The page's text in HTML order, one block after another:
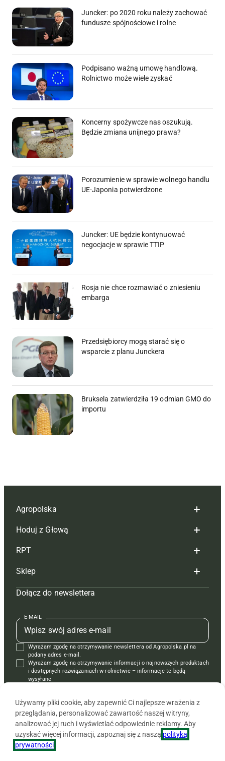
Juncker: po 2020 roku należy zachować
fundusze spójnościowe i rolne
Podpisano ważną umowę handlową.
Rolnictwo może wiele zyskać
Koncerny spożywcze nas oszukują.
Będzie zmiana unijnego prawa?
Porozumienie w sprawie wolnego handlu
UE-Japonia potwierdzone
Juncker: UE będzie kontynuować
negocjacje w sprawie TTIP
Rosja nie chce rozmawiać o zniesieniu
embarga
Przedsiębiorcy mogą starać się o
wsparcie z planu Junckera
Bruksela zatwierdziła 19 odmian GMO do
importu
Agropolska
Redakcja
Reklama
Tagi
Mapa serwisu
Kontakt
Regulamin
Polityka prywatności
Hoduj z Głową
Hoduj z głową bydło
Hoduj z głową świnie
Prenumerata
Redakcja
Kontakt
Reklama
RPT
Redakcja
Prenumerata
Reklama
Kontakt
Krzyżówki
Sklep
Czasopisma i prenumerata
Książki
Regulamin
Dołącz do newslettera
E-MAIL
Wyrażam zgodę na otrzymywanie newslettera od Agropolska.pl na
podany adres e-mail.
Wyrażam zgodę na otrzymywanie informacji o najnowszych produktach
i dostępnych rozwiązaniach w rolnictwie – informacje te będą
wysyłane
Używamy pliki cookie, aby zapewnić Ci najlepsze wrażenia z
przeglądania, personalizować zawartość naszej witryny,
analizować jej ruch i wyświetlać odpowiednie reklamy. Aby
uzyskać więcej informacji, zapoznaj się z naszą polityką
prywatności